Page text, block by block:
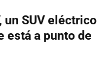
un SUV eléctrico
está a punto de